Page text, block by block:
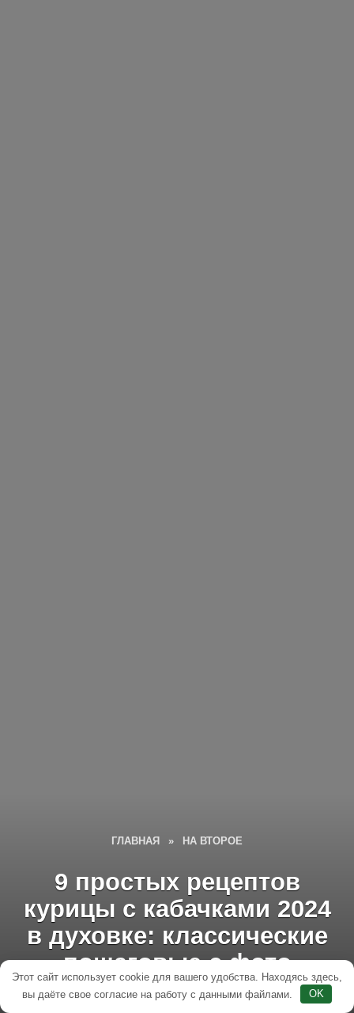
ГЛАВНАЯ » НА ВТОРОЕ
9 простых рецептов
курицы с кабачками 2024
в духовке: классические
пошаговые с фото
Этот сайт использует cookie для вашего удобства. Находясь здесь,
вы даёте свое согласие на работу с данными файлами.
OK